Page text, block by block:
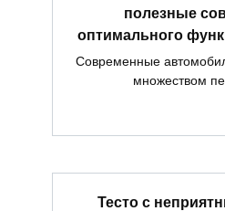
полезные
оптимального
Современные
множеством
Тесто с